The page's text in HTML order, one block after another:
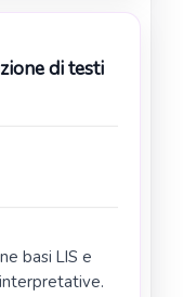
di testi
basi LIS e